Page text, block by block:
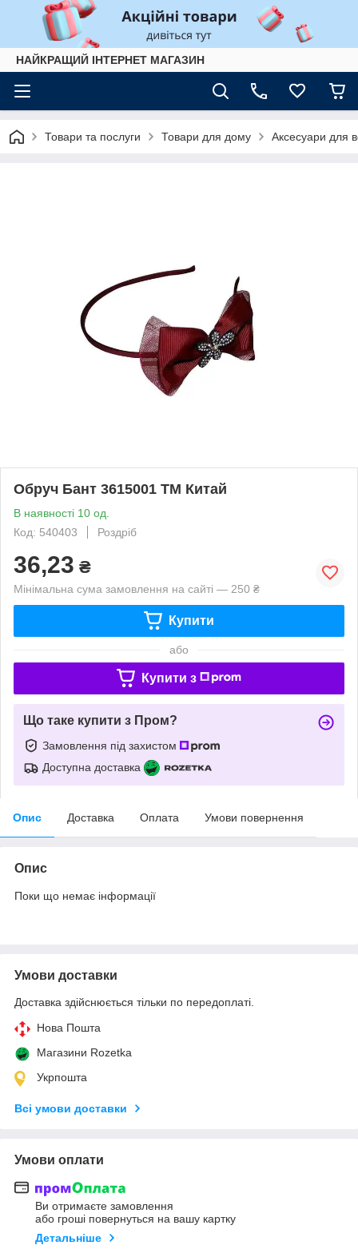
НАЙКРАЩИЙ ІНТЕРНЕТ МАГАЗИН
Товари та послуги Товари для дому Аксесуари для
Обруч Бант 3615001 ТМ Китай
В наявності 10 од.
Код: 540403
Роздріб
36,23 ₴
Мінімальна сума замовлення на сайті — 250 ₴
Купити
або
Купити з
Що таке купити з Пром?
Замовлення під захистом
Доступна доставка
Опис Доставка Оплата Умови повернення
Опис
Поки що немає інформації
Умови доставки
Доставка здійснюється тільки по передоплаті.
Нова Пошта
Магазини Rozetka
Укрпошта
Всі умови доставки
Умови оплати
Ви отримаєте замовлення
або гроші повернуться на вашу картку
Детальніше